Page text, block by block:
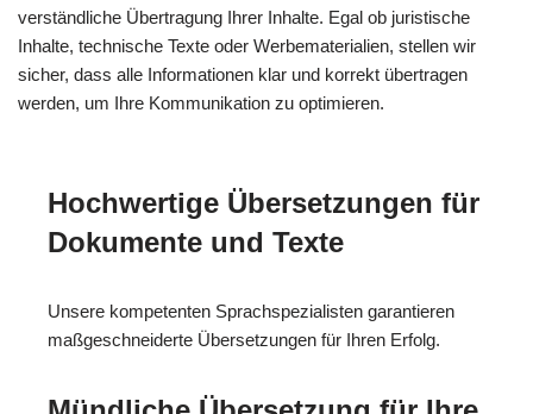
verständliche Übertragung Ihrer Inhalte. Egal ob juristische
Inhalte, technische Texte oder Werbematerialien, stellen wir
sicher, dass alle Informationen klar und korrekt übertragen
werden, um Ihre Kommunikation zu optimieren.
Hochwertige Übersetzungen für
Dokumente und Texte
Unsere kompetenten Sprachspezialisten garantieren
maßgeschneiderte Übersetzungen für Ihren Erfolg.